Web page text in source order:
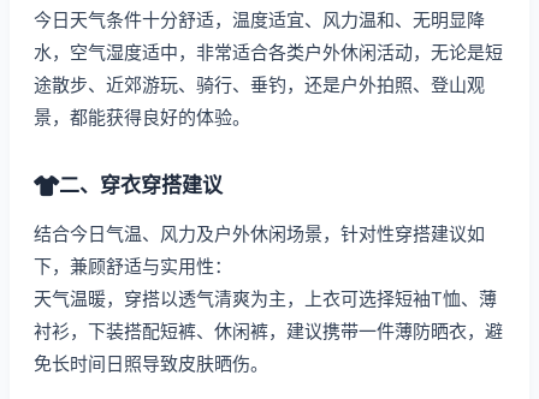
今日天气条件十分舒适，温度适宜、风力温和、无明显降
水，空气湿度适中，非常适合各类户外休闲活动，无论是短
途散步、近郊游玩、骑行、垂钓，还是户外拍照、登山观
景，都能获得良好的体验。
二、穿衣穿搭建议
结合今日气温、风力及户外休闲场景，针对性穿搭建议如
下，兼顾舒适与实用性：
天气温暖，穿搭以透气清爽为主，上衣可选择短袖T恤、薄
衬衫，下装搭配短裤、休闲裤，建议携带一件薄防晒衣，避
免长时间日照导致皮肤晒伤。